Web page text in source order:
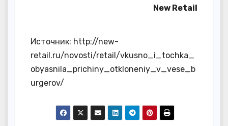
New Retail
Источник: http://new-
retail.ru/novosti/retail/vkusno_i_tochka_
obyasnila_prichiny_otkloneniy_v_vese_b
urgerov/